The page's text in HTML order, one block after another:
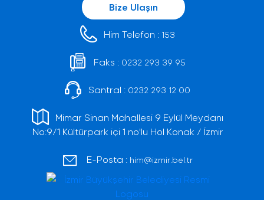
Bize Ulaşın
Him Telefon : 153
Faks : 0232 293 39 95
Santral : 0232 293 12 00
Mimar Sinan Mahallesi 9 Eylül Meydanı
No:9/1 Kültürpark içi 1 no'lu Hol Konak / İzmir
E-Posta : him@izmir.bel.tr